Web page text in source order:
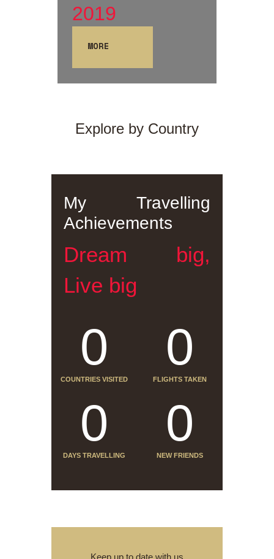
2019
MORE
Explore by Country
My Travelling
Achievements
Dream big,
Live big
0
COUNTRIES VISITED
0
FLIGHTS TAKEN
0
DAYS TRAVELLING
0
NEW FRIENDS